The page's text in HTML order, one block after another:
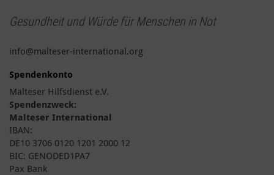
Gesundheit und Würde für Menschen in Not
info@malteser-international.org
Spendenkonto
Malteser Hilfsdienst e.V.
Spendenzweck:
Malteser International
IBAN:
DE10 3706 0120 1201 2000 12
BIC: GENODED1PA7
Pax Bank